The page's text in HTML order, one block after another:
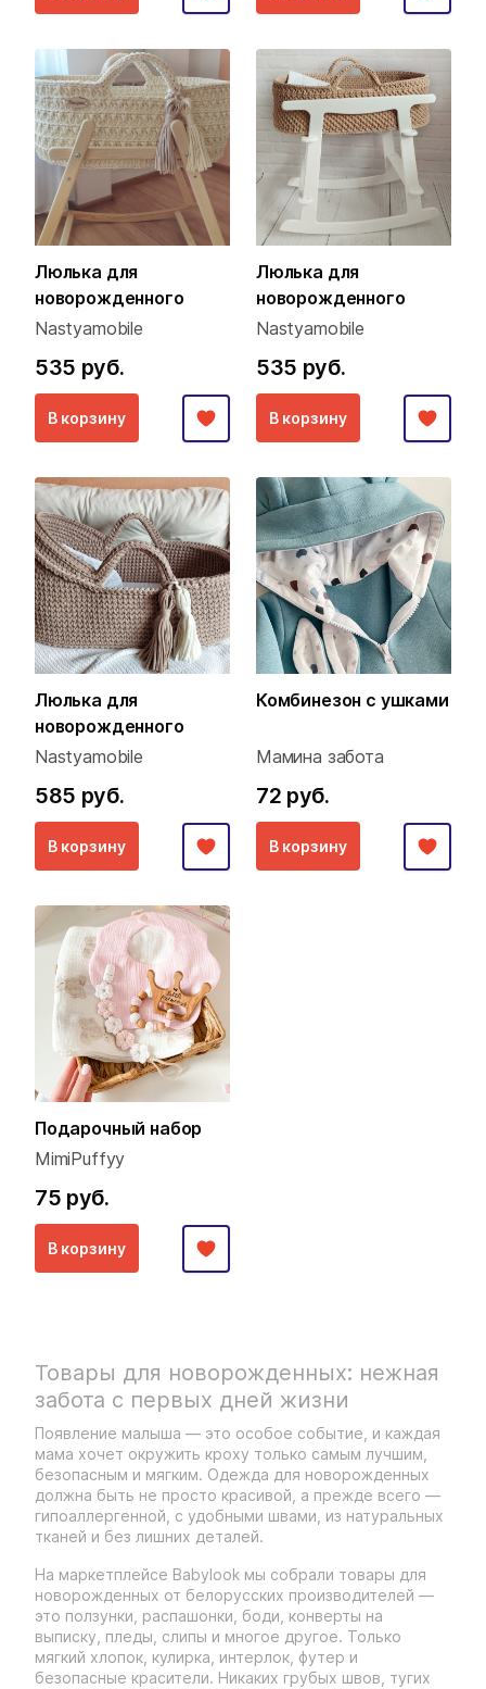
Люлька для
новорожденного
Nastyamobile
535 руб.
В корзину
Люлька для
новорожденного
Nastyamobile
535 руб.
В корзину
Люлька для
новорожденного
Nastyamobile
585 руб.
В корзину
Комбинезон с ушками
Мамина забота
72 руб.
В корзину
Подарочный набор
MimiPuffyy
75 руб.
В корзину
Товары для новорожденных: нежная
забота с первых дней жизни
Появление малыша — это особое событие, и каждая
мама хочет окружить кроху только самым лучшим,
безопасным и мягким. Одежда для новорожденных
должна быть не просто красивой, а прежде всего —
гипоаллергенной, с удобными швами, из натуральных
тканей и без лишних деталей.
На маркетплейсе Babylook мы собрали товары для
новорожденных от белорусских производителей —
это ползунки, распашонки, боди, конверты на
выписку, пледы, слипы и многое другое. Только
мягкий хлопок, кулирка, интерлок, футер и
безопасные красители. Никаких грубых швов, тугих